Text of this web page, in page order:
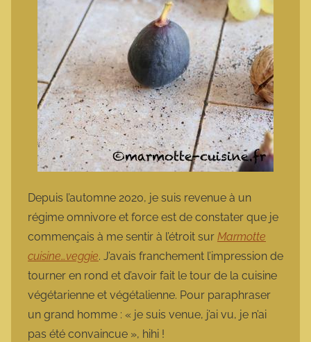
Depuis l’automne 2020, je suis revenue à un
régime omnivore et force est de constater que je
commençais à me sentir à l’étroit sur Marmotte
cuisine…veggie. J’avais franchement l’impression de
tourner en rond et d’avoir fait le tour de la cuisine
végétarienne et végétalienne. Pour paraphraser
un grand homme : « je suis venue, j’ai vu, je n’ai
pas été convaincue », hihi !